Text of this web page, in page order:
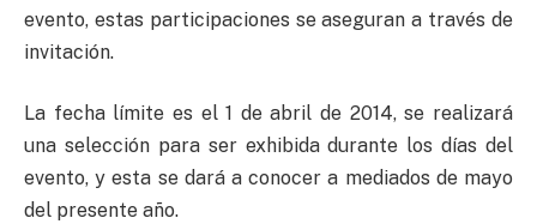
evento, estas participaciones se aseguran a través de
invitación.
La fecha límite es el 1 de abril de 2014, se realizará
una selección para ser exhibida durante los días del
evento, y esta se dará a conocer a mediados de mayo
del presente año.